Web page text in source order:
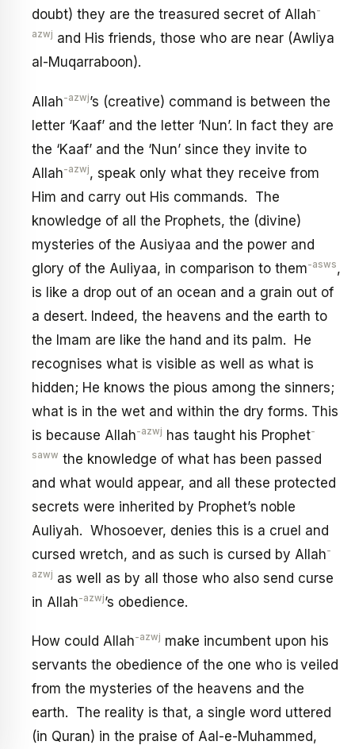
doubt) they are the treasured secret of Allah-
azwj and His friends, those who are near (Awliya
al-Muqarraboon).
Allah-azwj’s (creative) command is between the
letter ‘Kaaf’ and the letter ‘Nun’. In fact they are
the ‘Kaaf’ and the ‘Nun’ since they invite to
Allah-azwj, speak only what they receive from
Him and carry out His commands. The
knowledge of all the Prophets, the (divine)
mysteries of the Ausiyaa and the power and
glory of the Auliyaa, in comparison to them-asws,
is like a drop out of an ocean and a grain out of
a desert. Indeed, the heavens and the earth to
the Imam are like the hand and its palm. He
recognises what is visible as well as what is
hidden; He knows the pious among the sinners;
what is in the wet and within the dry forms. This
is because Allah-azwj has taught his Prophet-
saww the knowledge of what has been passed
and what would appear, and all these protected
secrets were inherited by Prophet’s noble
Auliyah. Whosoever, denies this is a cruel and
cursed wretch, and as such is cursed by Allah-
azwj as well as by all those who also send curse
in Allah-azwj’s obedience.
How could Allah-azwj make incumbent upon his
servants the obedience of the one who is veiled
from the mysteries of the heavens and the
earth. The reality is that, a single word uttered
(in Quran) in the praise of Aal-e-Muhammed,